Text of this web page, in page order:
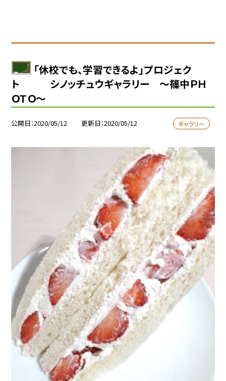
「休校でも、学習できるよ」プロジェク
ト シノッチュウギャラリー 〜篠中ＰＨ
ＯＴＯ〜
公開日 2020/05/12 更新日 2020/05/12 ギャラリー